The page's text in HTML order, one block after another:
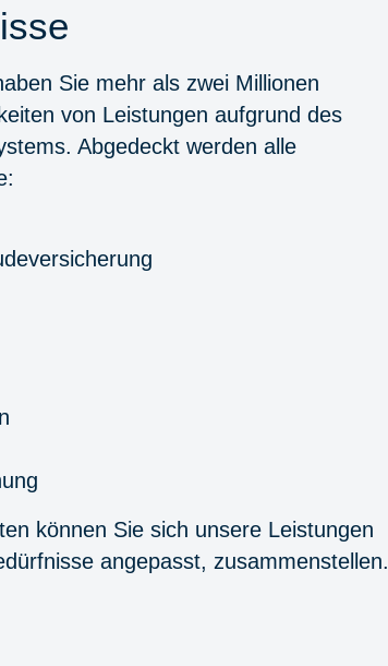
Sie mehr als zwei Millionen
von Leistungen aufgrund des
Abgedeckt werden alle
können Sie sich unsere Leistungen
angepasst, zusammenstellen.